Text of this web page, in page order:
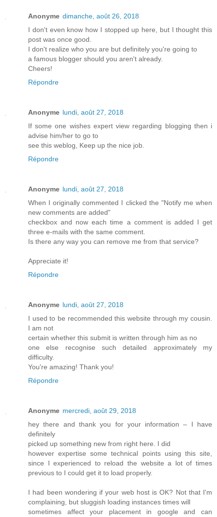
Anonyme dimanche, août 26, 2018
I don't even know how I stopped up here, but I thought this
post was once good.
I don't realize who you are but definitely you're going to
a famous blogger should you aren't already.
Cheers!
Répondre
Anonyme lundi, août 27, 2018
If some one wishes expert view regarding blogging then i
advise him/her to go to
see this weblog, Keep up the nice job.
Répondre
Anonyme lundi, août 27, 2018
When I originally commented I clicked the "Notify me when
new comments are added"
checkbox and now each time a comment is added I get
three e-mails with the same comment.
Is there any way you can remove me from that service?
Appreciate it!
Répondre
Anonyme lundi, août 27, 2018
I used to be recommended this website through my cousin.
I am not
certain whether this submit is written through him as no
one else recognise such detailed approximately my
difficulty.
You're amazing! Thank you!
Répondre
Anonyme mercredi, août 29, 2018
hey there and thank you for your information – I have
definitely
picked up something new from right here. I did
however expertise some technical points using this site,
since I experienced to reload the website a lot of times
previous to I could get it to load properly.
I had been wondering if your web host is OK? Not that I'm
complaining, but sluggish loading instances times will
sometimes affect your placement in google and can